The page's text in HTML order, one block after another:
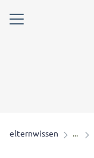
elternwissen